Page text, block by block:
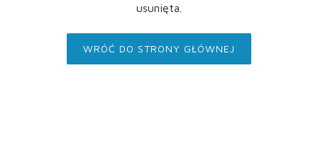
usunięta.
WRÓĆ DO STRONY GŁÓWNEJ